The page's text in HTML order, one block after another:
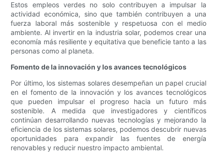
Estos empleos verdes no solo contribuyen a impulsar la
actividad económica, sino que también contribuyen a una
fuerza laboral más sostenible y respetuosa con el medio
ambiente. Al invertir en la industria solar, podemos crear una
economía más resiliente y equitativa que beneficie tanto a las
personas como al planeta.
Fomento de la innovación y los avances tecnológicos
Por último, los sistemas solares desempeñan un papel crucial
en el fomento de la innovación y los avances tecnológicos
que pueden impulsar el progreso hacia un futuro más
sostenible. A medida que investigadores y científicos
continúan desarrollando nuevas tecnologías y mejorando la
eficiencia de los sistemas solares, podemos descubrir nuevas
oportunidades para expandir las fuentes de energía
renovables y reducir nuestro impacto ambiental.